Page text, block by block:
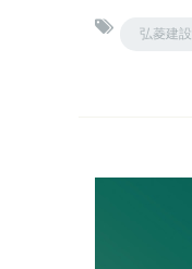
弘菱建設